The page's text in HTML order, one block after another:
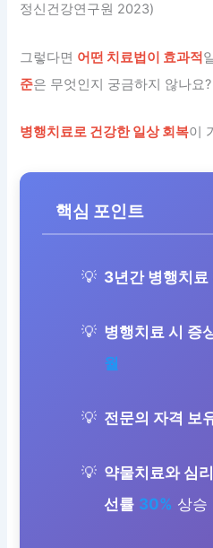
정신건강연구원 2023)
그렇다면 어떤 치료법이 효과적
준은 무엇인지 궁금하지 않나요?
병행치료로 건강한 일상 회복이
핵심 포인트
3년간 병행치료
병행치료 시 증
월
전문의 자격 보
약물치료와 심
선률 30% 상승